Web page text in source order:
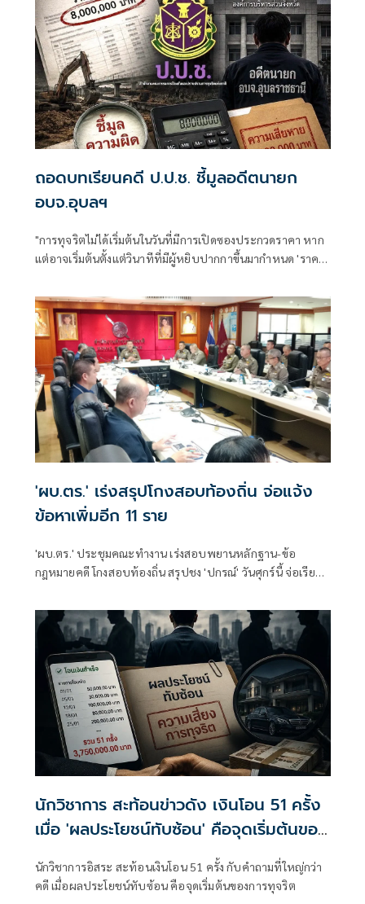
ถอดบทเรียนคดี ป.ป.ช. ชี้มูลอดีตนายก
อบจ.อุบลฯ
"การทุจริตไม่ได้เริ่มต้นในวันที่มีการเปิดซองประกวดราคา หาก
แต่อาจเริ่มต้นตั้งแต่วินาทีที่มีผู้หยิบปากกาขึ้นมากำหนด 'ราคา
'ผบ.ตร.' เร่งสรุปโกงสอบท้องถิ่น จ่อแจ้ง
ข้อหาเพิ่มอีก 11 ราย
'ผบ.ตร.' ประชุมคณะทำงาน เร่งสอบพยานหลักฐาน-ข้อ
กฎหมายคดี โกงสอบท้องถิ่น สรุปชง 'ปกรณ์' วันศุกร์นี้ จ่อเรียกผู้
นักวิชาการ สะท้อนข่าวดัง เงินโอน 51 ครั้ง
เมื่อ 'ผลประโยชน์ทับซ้อน' คือจุดเริ่มต้นของ
นักวิชาการอิสระ สะท้อนเงินโอน 51 ครั้ง กับคำถามที่ใหญ่กว่า
คดี เมื่อผลประโยชน์ทับซ้อน คือจุดเริ่มต้นของการทุจริต